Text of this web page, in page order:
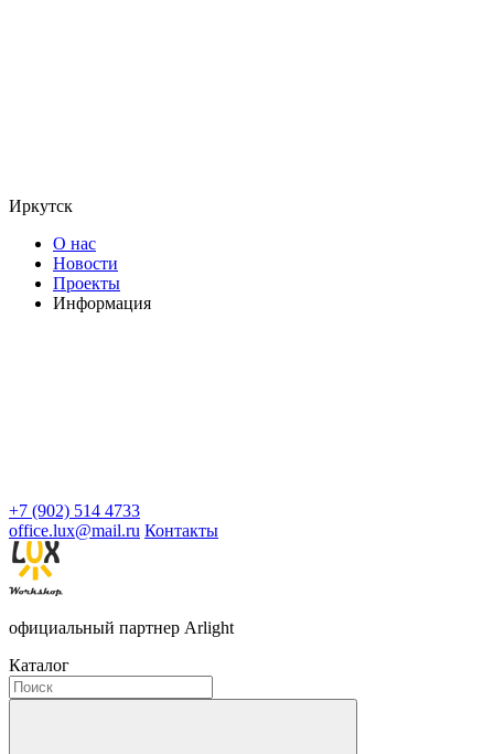
Иркутск
О нас
Новости
Проекты
Информация
+7 (902) 514 4733
office.lux@mail.ru Контакты
официальный партнер Arlight
Каталог